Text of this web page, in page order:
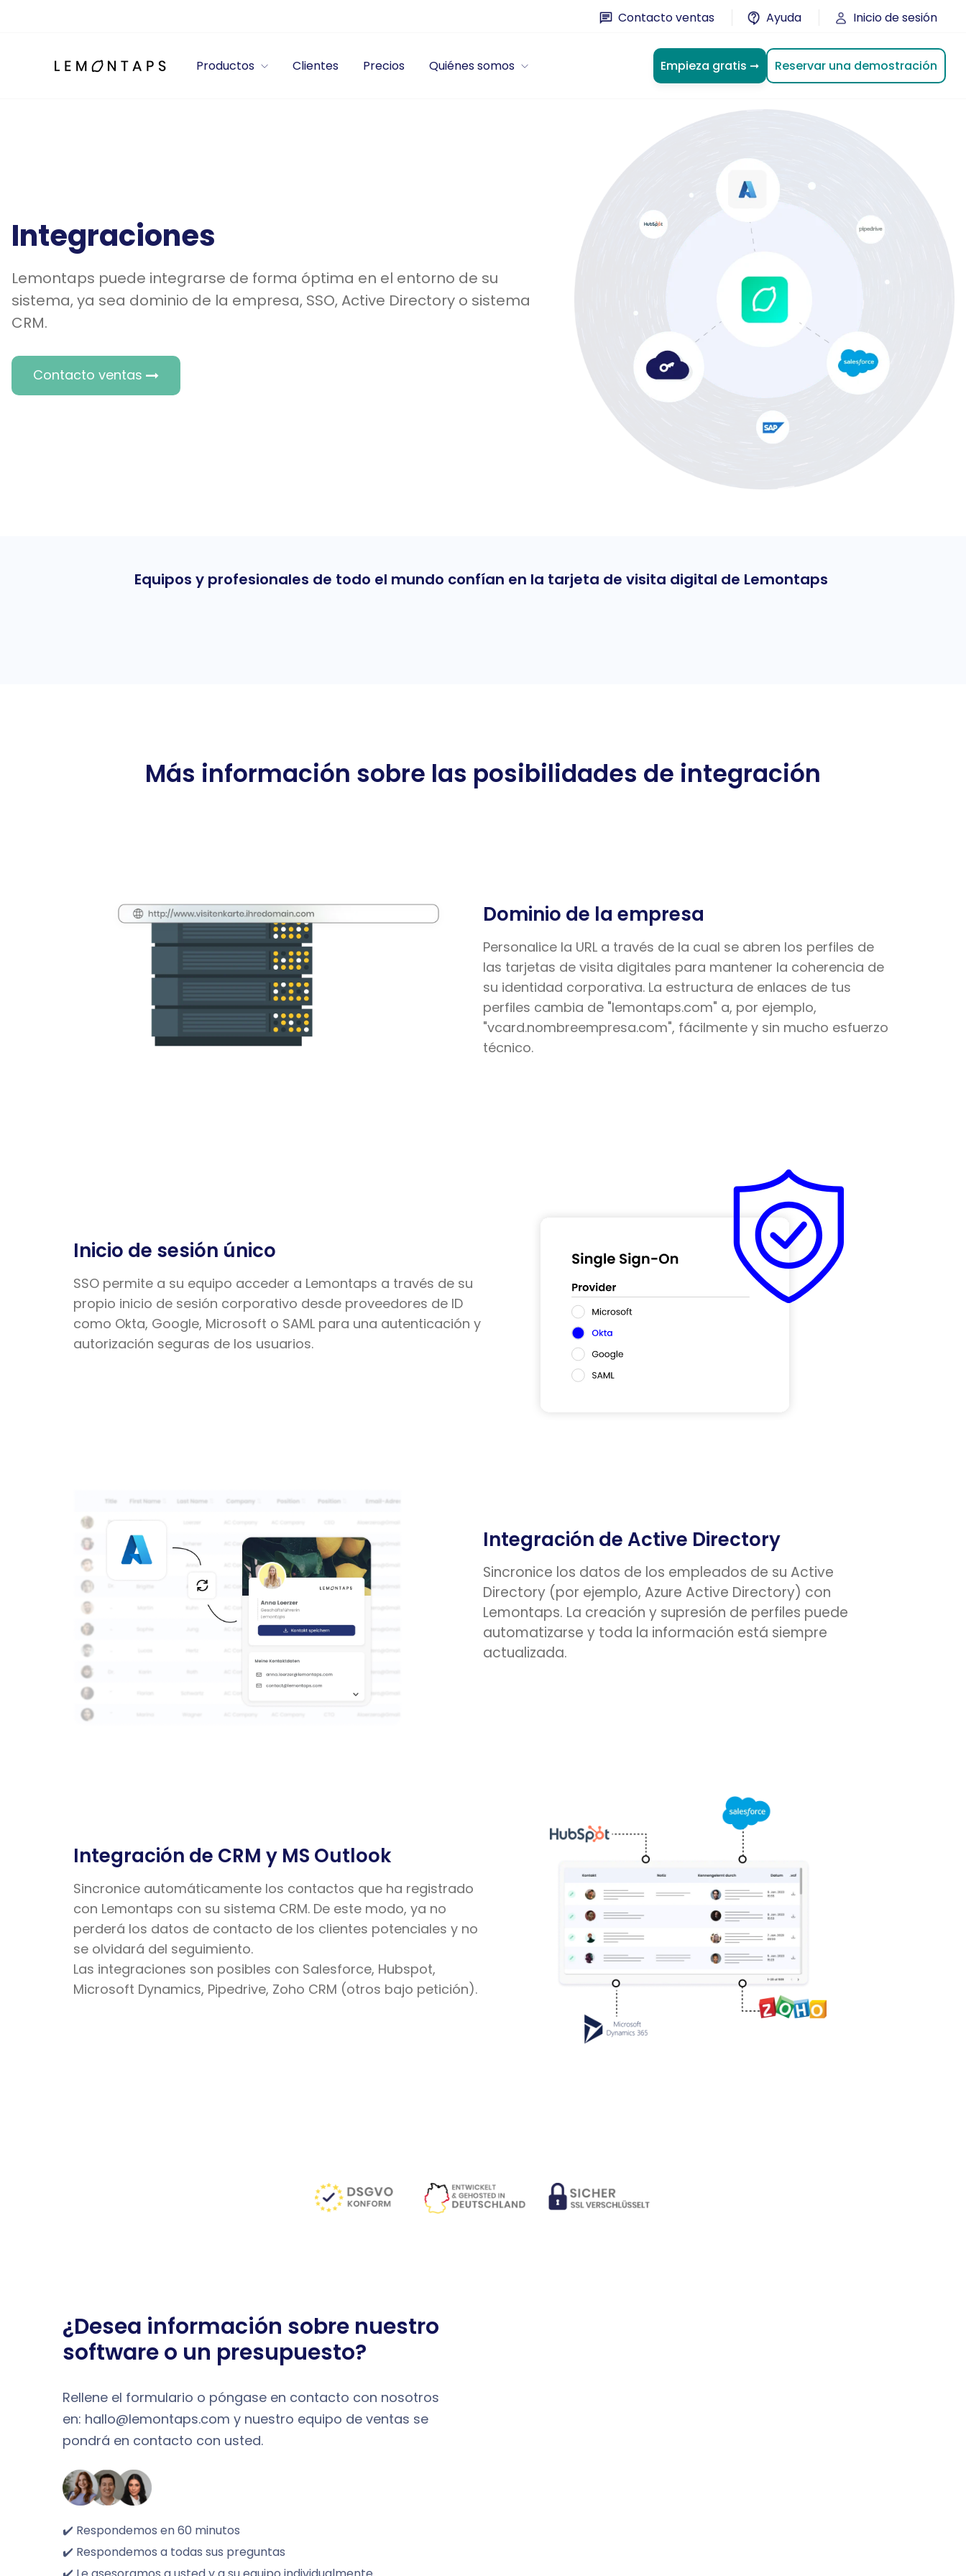
Γ Contacto ventas Ayuda Inicio de sesión
Productos Clientes Precios Quiénes somos Empieza gratis ➞ Reservar una demostración
Integraciones
Lemontaps puede integrarse de forma óptima en el entorno de su
sistema, ya sea dominio de la empresa, SSO, Active Directory o sistema
CRM.
Contacto ventas
Equipos y profesionales de todo el mundo confían en la tarjeta de visita digital de Lemontaps
Más información sobre las posibilidades de integración
Dominio de la empresa
Personalice la URL a través de la cual se abren los perfiles de
las tarjetas de visita digitales para mantener la coherencia de
su identidad corporativa. La estructura de enlaces de tus
perfiles cambia de "lemontaps.com" a, por ejemplo,
"vcard.nombreempresa.com", fácilmente y sin mucho esfuerzo
técnico.
Inicio de sesión único
SSO permite a su equipo acceder a Lemontaps a través de su
propio inicio de sesión corporativo desde proveedores de ID
como Okta, Google, Microsoft o SAML para una autenticación y
autorización seguras de los usuarios.
Integración de Active Directory
Sincronice los datos de los empleados de su Active
Directory (por ejemplo, Azure Active Directory) con
Lemontaps. La creación y supresión de perfiles puede
automatizarse y toda la información está siempre
actualizada.
Integración de CRM y MS Outlook
Sincronice automáticamente los contactos que ha registrado
con Lemontaps con su sistema CRM. De este modo, ya no
perderá los datos de contacto de los clientes potenciales y no
se olvidará del seguimiento.
Las integraciones son posibles con Salesforce, Hubspot,
Microsoft Dynamics, Pipedrive, Zoho CRM (otros bajo petición).
¿Desea información sobre nuestro
software o un presupuesto?
Rellene el formulario o póngase en contacto con nosotros
en: hallo@lemontaps.com y nuestro equipo de ventas se
pondrá en contacto con usted.
✔️ Respondemos en 60 minutos
✔️ Respondemos a todas sus preguntas